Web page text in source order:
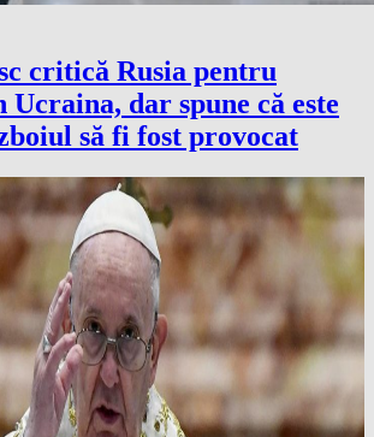
critică Rusia pentru
dar spune că este
să fi fost provocat